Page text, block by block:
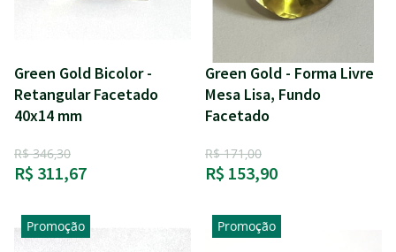
Green Gold Bicolor -
Retangular Facetado
40x14 mm
R$ 346,30
R$ 311,67
Green Gold - Forma Livre
Mesa Lisa, Fundo
Facetado
R$ 171,00
R$ 153,90
Promoção Promoção